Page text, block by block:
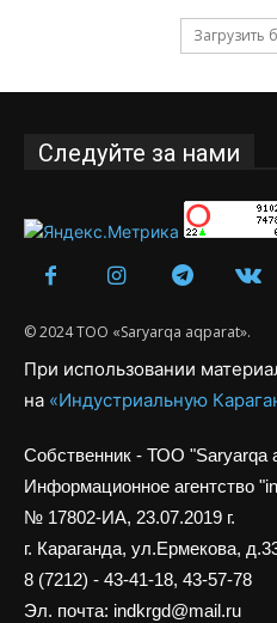
Загрузить
Следуйте за нами
© 2024 ТОО «Saryarqa aqparat».
При использовании
на «Индустриальную
Собственник - ТОО "Saryarqa
Информационное агентство
№ 17802-ИА, 23.07.2019 г.
г. Караганда, ул.Ермекова,
8 (7212) - 43-41-18, 43-57-78
Эл. почта: indkrgd@mail.ru